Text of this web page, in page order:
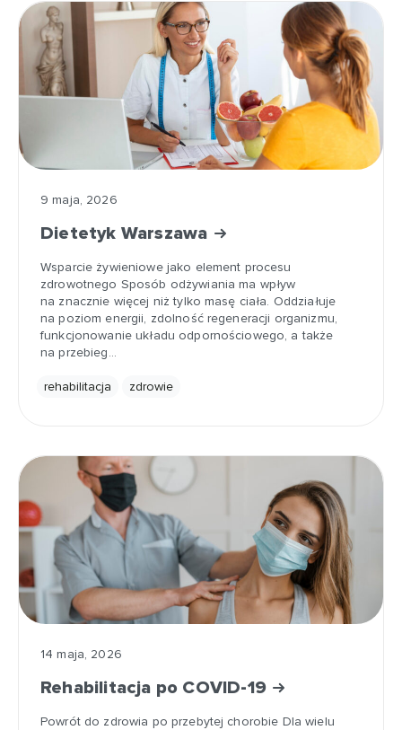
9 maja, 2026
Dietetyk Warszawa
Wsparcie żywieniowe jako element procesu
zdrowotnego Sposób odżywiania ma wpływ
na znacznie więcej niż tylko masę ciała. Oddziałuje
na poziom energii, zdolność regeneracji organizmu,
funkcjonowanie układu odpornościowego, a także
na przebieg…
rehabilitacja zdrowie
14 maja, 2026
Rehabilitacja po COVID-19
Powrót do zdrowia po przebytej chorobie Dla wielu